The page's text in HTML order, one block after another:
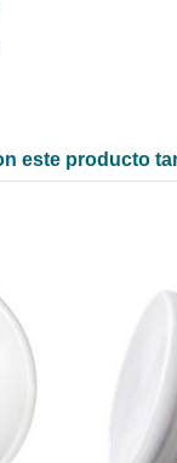
este producto